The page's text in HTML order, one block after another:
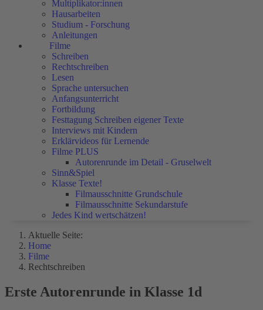
Multiplikator:innen
Hausarbeiten
Studium - Forschung
Anleitungen
Filme
Schreiben
Rechtschreiben
Lesen
Sprache untersuchen
Anfangsunterricht
Fortbildung
Festtagung Schreiben eigener Texte
Interviews mit Kindern
Erklärvideos für Lernende
Filme PLUS
Autorenrunde im Detail - Gruselwelt
Sinn&Spiel
Klasse Texte!
Filmausschnitte Grundschule
Filmausschnitte Sekundarstufe
Jedes Kind wertschätzen!
Aktuelle Seite:
Home
Filme
Rechtschreiben
Erste Autorenrunde in Klasse 1d